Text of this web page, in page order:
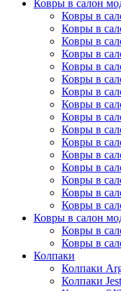
Ковры в салон
Ковры в
Ковры в
Ковры в
Ковры в
Ковры в
Ковры в
Ковры в
Ковры в
Ковры в
Ковры в
Ковры в
Ковры в
Ковры в
Ковры в
Ковры в
Ковры в
Ковры в салон
Ковры в
Ковры в
Колпаки
Колпаки
Колпаки